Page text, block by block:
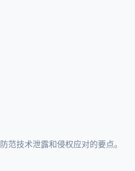
技术泄露和侵权应对的要点。